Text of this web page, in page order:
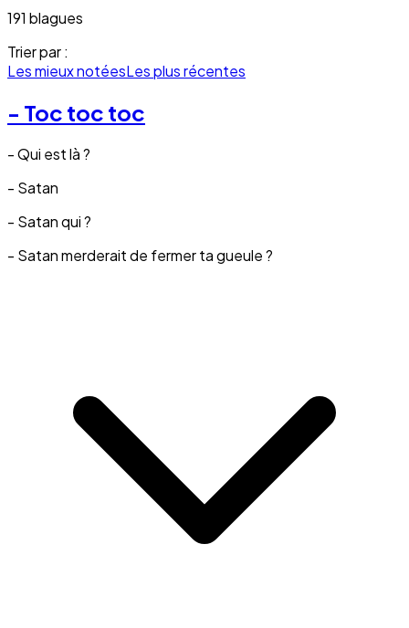
191 blagues
Trier par :
Les mieux notéesLes plus récentes
- Toc toc toc
- Qui est là ?
- Satan
- Satan qui ?
- Satan merderait de fermer ta gueule ?